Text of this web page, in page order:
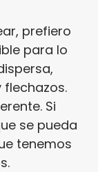
prefiero
para lo
Si
se pueda
tenemos